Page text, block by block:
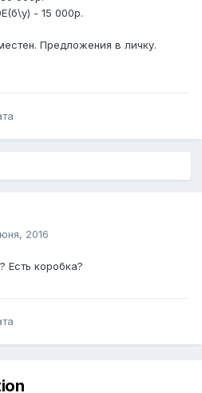
- 15 000р.
Предложения в личку.
2016
Есть коробка?